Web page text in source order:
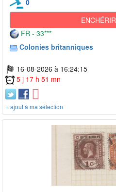
ENCHÉRIR
FR - 33***
Colonies britanniques
16-08-2026 à 16:24:15
5 j 17 h 51 mn
+ ajout à ma sélection